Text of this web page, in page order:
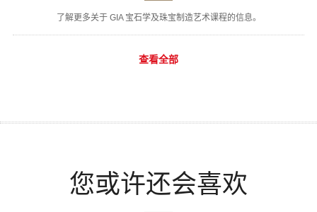
了解更多关于 GIA 宝石学及珠宝制造艺术课程的信息。
查看全部
您或许还会喜欢